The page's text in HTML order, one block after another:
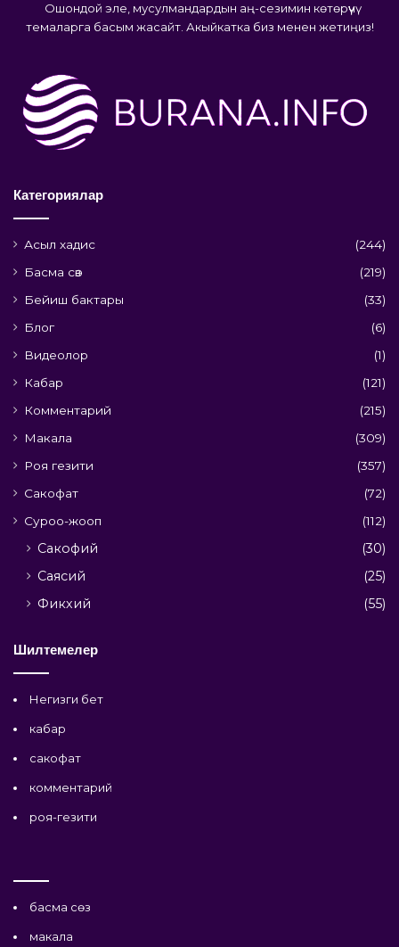
Ошондой эле, мусулмандардын аң-сезимин көтөрүүчү
темаларга басым жасайт. Акыйкатка биз менен жетиңиз!
Категориялар
Асыл хадис
(244)
Басма сөз
(219)
Бейиш бактары
(33)
Блог
(6)
Видеолор
(1)
Кабар
(121)
Комментарий
(215)
Макала
(309)
Роя гезити
(357)
Сакофат
(72)
Суроо-жооп
(112)
Сакофий
(30)
Саясий
(25)
Фикхий
(55)
Шилтемелер
Негизги бет
кабар
сакофат
комментарий
роя-гезити
басма сөз
макала